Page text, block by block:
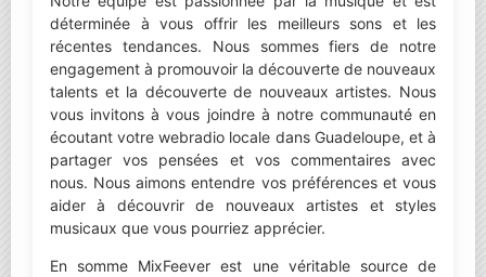
déterminée à vous offrir les meilleurs sons et les
récentes tendances. Nous sommes fiers de notre
engagement à promouvoir la découverte de nouveaux
talents et la découverte de nouveaux artistes. Nous
vous invitons à vous joindre à notre communauté en
écoutant votre webradio locale dans Guadeloupe, et à
partager vos pensées et vos commentaires avec
nous. Nous aimons entendre vos préférences et vous
aider à découvrir de nouveaux artistes et styles
musicaux que vous pourriez apprécier.
En somme MixFeever est une véritable source de